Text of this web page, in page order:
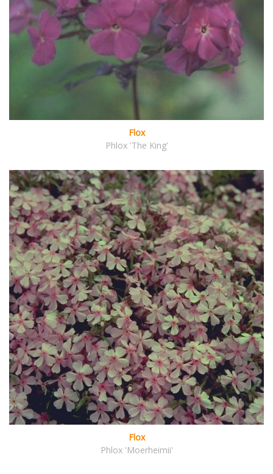
Flox
Phlox 'The King'
Flox
Phlox 'Moerheimii'